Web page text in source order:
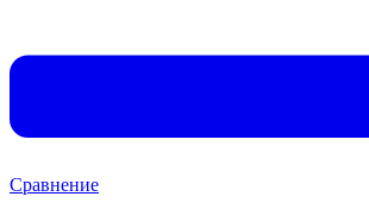
Сравнение